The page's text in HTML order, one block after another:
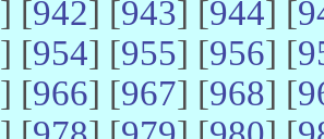
] [942] [943] [944] [
] [954] [955] [956] [
] [966] [967] [968] [